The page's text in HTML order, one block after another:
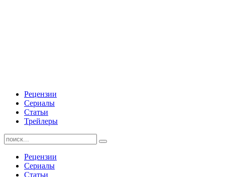
Рецензии
Сериалы
Статьи
Трейлеры
Найти:
Рецензии
Сериалы
Статьи